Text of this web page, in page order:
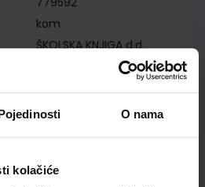
O nama
kolačiće
kom
ŠKOLSKA KNJIGA d.d.
Weygand Đurašević
Petrović-Peroković
30 3.RAZRED SŠ
3 STRUKOVNA